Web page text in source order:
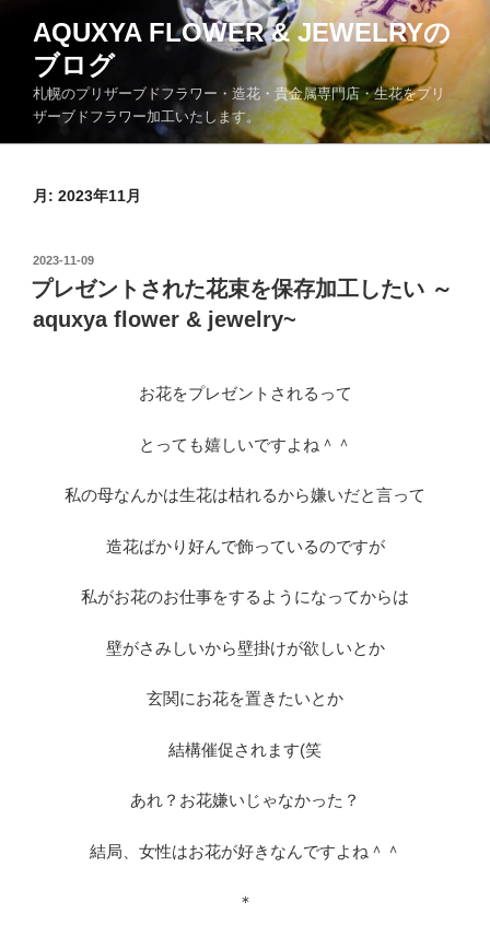
へ
AQUXYA FLOWER & JEWELRYの
ブログ
札幌のプリザーブドフラワー・造花・貴金属専門店・生花をプリ
ザーブドフラワー加工いたします。
月: 2023年11月
投
稿
日:
2023-11-09
プレゼントされた花束を保存加工したい ～
aquxya flower & jewelry~
お花をプレゼントされるって
とっても嬉しいですよね＾＾
私の母なんかは生花は枯れるから嫌いだと言って
造花ばかり好んで飾っているのですが
私がお花のお仕事をするようになってからは
壁がさみしいから壁掛けが欲しいとか
玄関にお花を置きたいとか
結構催促されます(笑
あれ？お花嫌いじゃなかった？
結局、女性はお花が好きなんですよね＾＾
＊